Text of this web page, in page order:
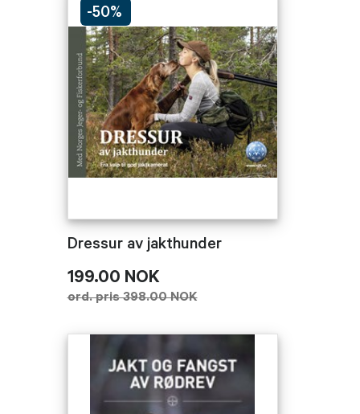
-50%
Dressur av jakthunder
199.00 NOK
ord. pris 398.00 NOK